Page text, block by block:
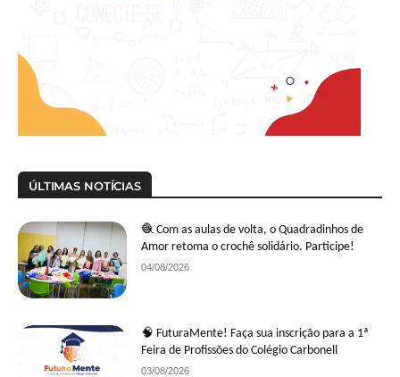
ÚLTIMAS NOTÍCIAS
🧶 Com as aulas de volta, o Quadradinhos de
Amor retoma o crochê solidário. Participe!
04/08/2026
🧠 FuturaMente! Faça sua inscrição para a 1ª
Feira de Profissões do Colégio Carbonell
03/08/2026